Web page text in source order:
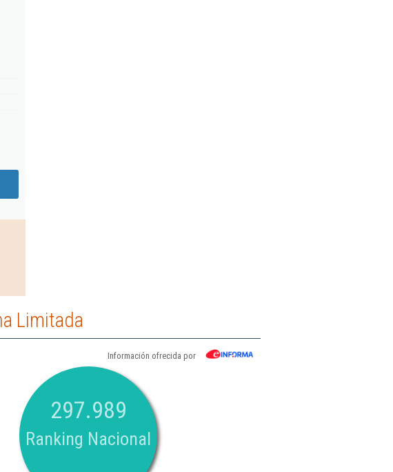
Limitada
Información ofrecida por
297.989
Ranking Nacional